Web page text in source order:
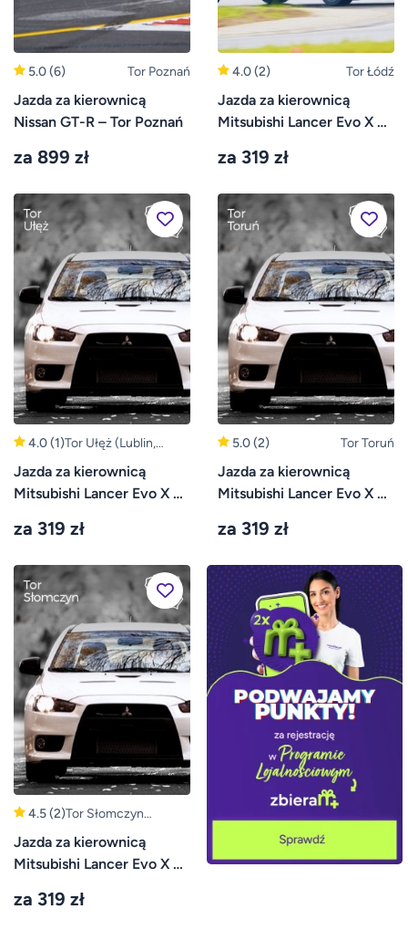
5.0(6) Tor Poznań
Jazda za kierownicą
Nissan GT-R – Tor Poznań
za 899 zł
4.0(2) Tor Łódź
Jazda za kierownicą
Mitsubishi Lancer Evo X –
za 319 zł
4.0(1)Tor Ułęż (Lublin,
Warszawa)
Jazda za kierownicą
Mitsubishi Lancer Evo X –
za 319 zł
5.0(2) Tor Toruń
Jazda za kierownicą
Mitsubishi Lancer Evo X –
za 319 zł
4.5(2)Tor Słomczyn
(Warszawa, Grójec)
Jazda za kierownicą
Mitsubishi Lancer Evo X –
za 319 zł